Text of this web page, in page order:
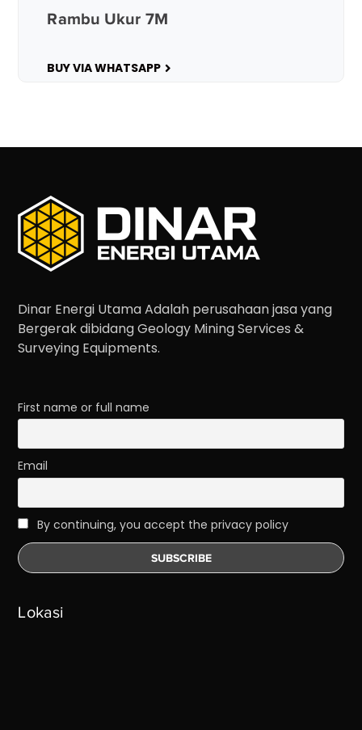
Rambu Ukur 7M
BUY VIA WHATSAPP
Dinar Energi Utama Adalah perusahaan jasa yang
Bergerak dibidang Geology Mining Services &
Surveying Equipments.
First name or full name
Email
By continuing, you accept the privacy policy
Lokasi